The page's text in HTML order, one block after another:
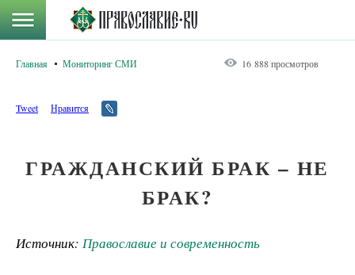
Главная Мониторинг СМИ 16 888 просмотров
Tweet Нравится
ГРАЖДАНСКИЙ БРАК – НЕ
БРАК?
Источник: Православие и современность